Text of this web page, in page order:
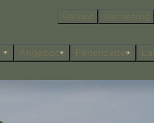
Verkauf Vermietung
Angebote Ferienzeiten